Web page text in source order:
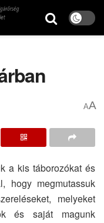
AA
a kis táborozókat és
hogy megmutassuk
melyeket
és saját magunk